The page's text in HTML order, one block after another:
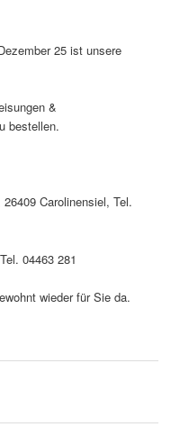
25 ist unsere
&
bestellen.
Carolinensiel, Tel.
04463 281
wieder für Sie da.